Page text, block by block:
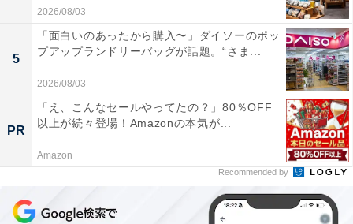
「七瀬川自然公園」は入場・駐車場ともに無料！
2026/08/03
5
「面白いのあったから購入〜」ダイソーのポッ
プアップランドリーバッグが話題。“さま...
2026/08/03
PR
「え、こんなセールやってたの？」80％OFF
以上が続々登場！Amazonの本気が...
Amazon
Recommended by